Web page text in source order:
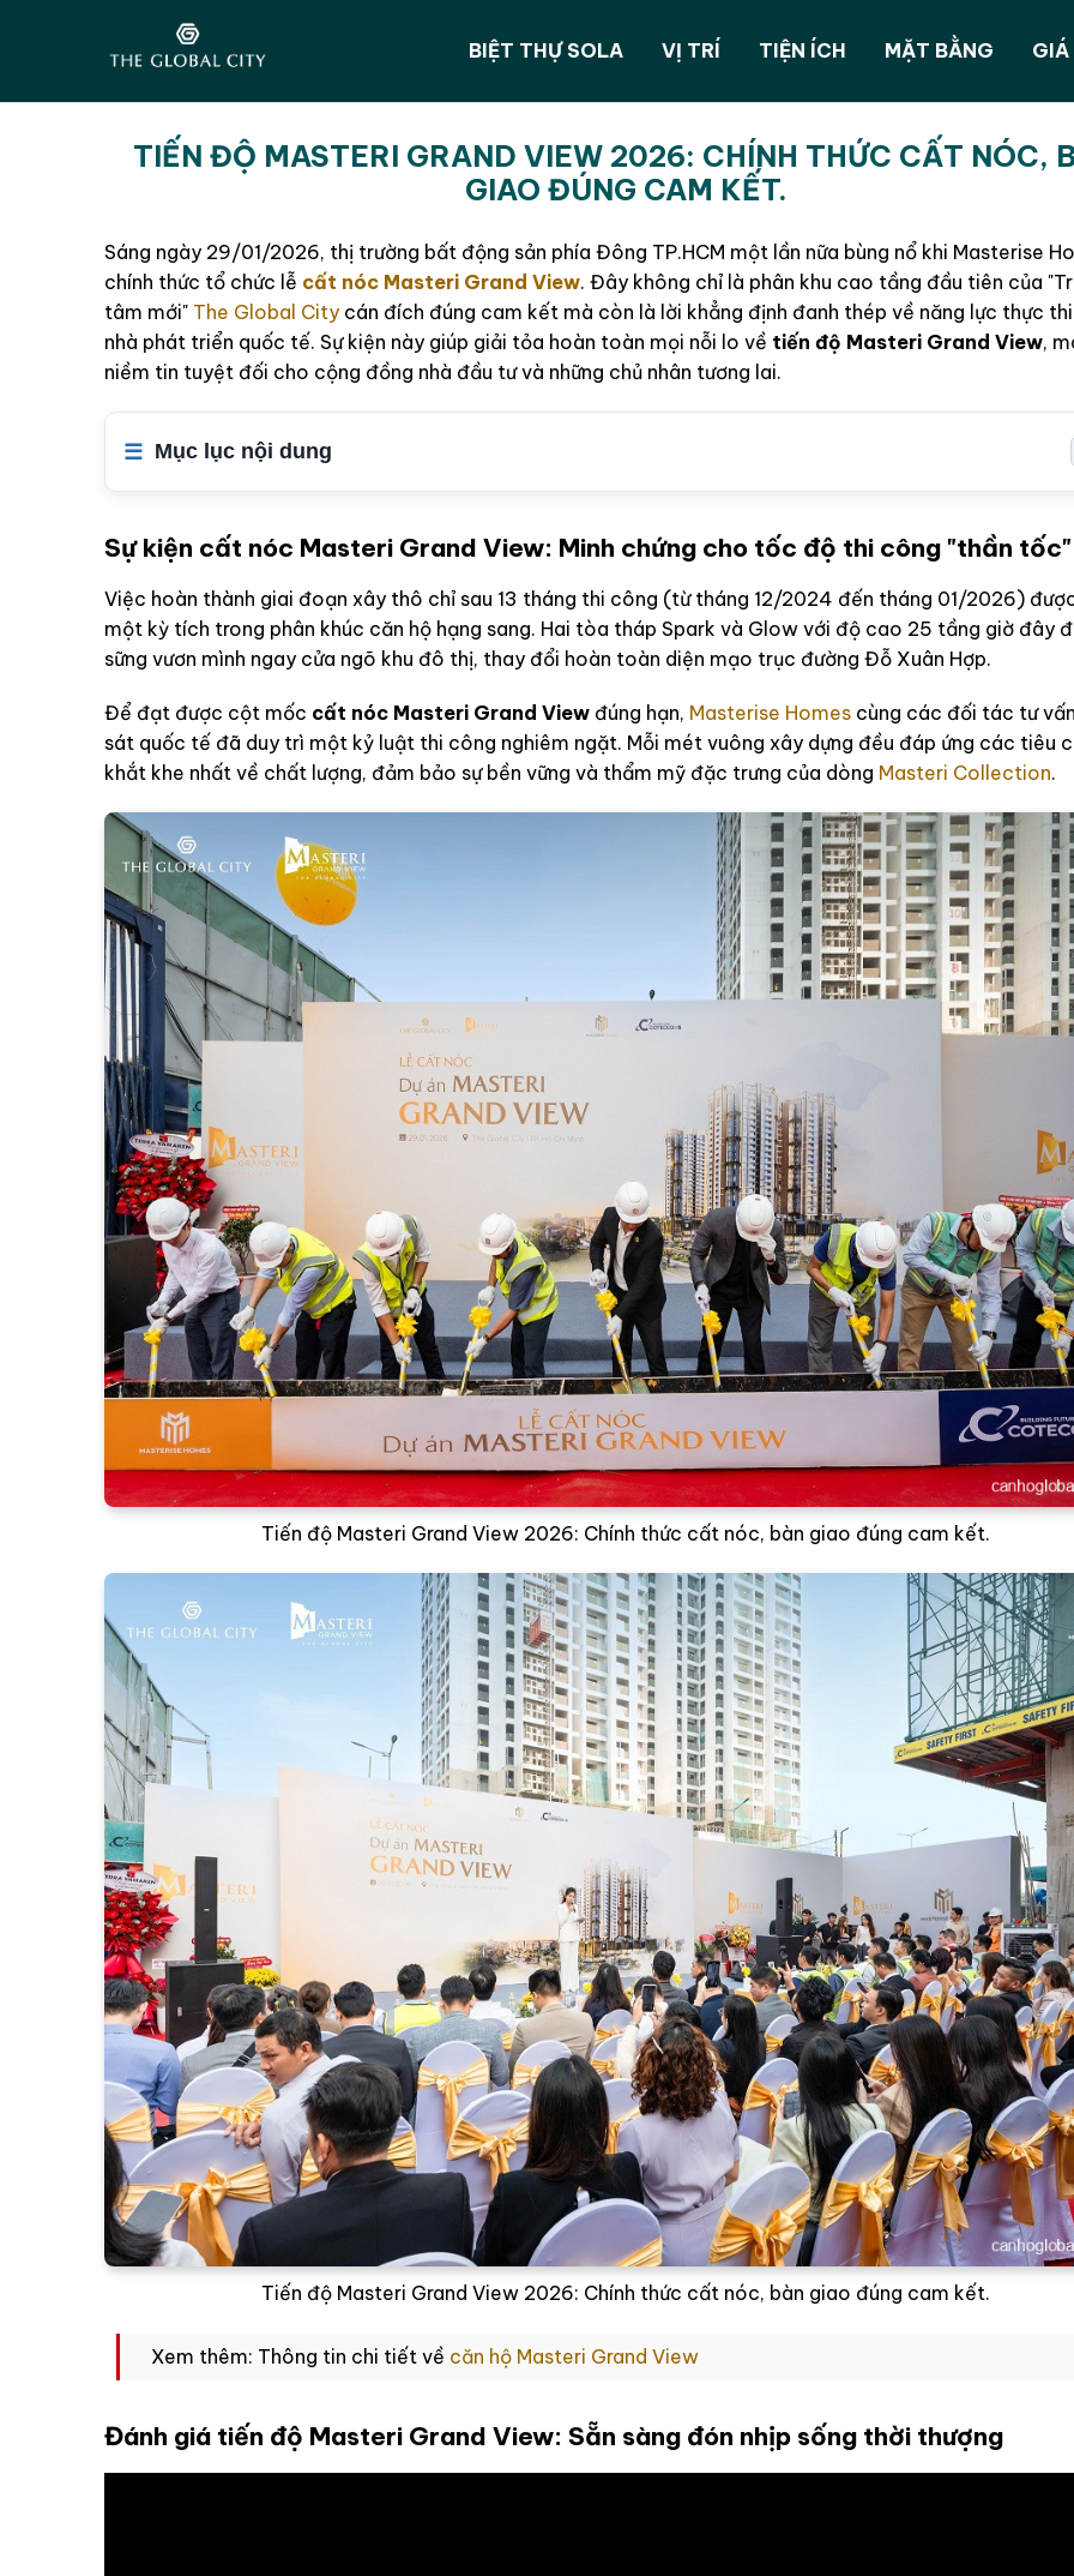
BIỆT THỰ SOLA VỊ TRÍ TIỆN ÍCH MẶT BẰNG GIÁ
TIẾN ĐỘ MASTERI GRAND VIEW 2026: CHÍNH THỨC CẤT NÓC,
GIAO ĐÚNG CAM KẾT.
Sáng ngày 29/01/2026, thị trường bất động sản phía Đông TP.HCM một lần nữa bùng nổ khi Masterise
chính thức tổ chức lễ cất nóc Masteri Grand View. Đây không chỉ là phân khu cao tầng đầu tiên của
tâm mới" The Global City cán đích đúng cam kết mà còn là lời khẳng định đanh thép về năng lực thực
nhà phát triển quốc tế. Sự kiện này giúp giải tỏa hoàn toàn mọi nỗi lo về tiến độ Masteri Grand View,
niềm tin tuyệt đối cho cộng đồng nhà đầu tư và những chủ nhân tương lai.
Mục lục nội dung
Sự kiện cất nóc Masteri Grand View: Minh chứng cho tốc độ thi công "thần tốc"
Việc hoàn thành giai đoạn xây thô chỉ sau 13 tháng thi công (từ tháng 12/2024 đến tháng 01/2026)
một kỳ tích trong phân khúc căn hộ hạng sang. Hai tòa tháp Spark và Glow với độ cao 25 tầng giờ đây
sững vươn mình ngay cửa ngõ khu đô thị, thay đổi hoàn toàn diện mạo trục đường Đỗ Xuân Hợp.
Để đạt được cột mốc cất nóc Masteri Grand View đúng hạn, Masterise Homes cùng các đối tác tư
sát quốc tế đã duy trì một kỷ luật thi công nghiêm ngặt. Mỗi mét vuông xây dựng đều đáp ứng các tiêu
khắt khe nhất về chất lượng, đảm bảo sự bền vững và thẩm mỹ đặc trưng của dòng Masteri Collection.
Tiến độ Masteri Grand View 2026: Chính thức cất nóc, bàn giao đúng cam kết.
Tiến độ Masteri Grand View 2026: Chính thức cất nóc, bàn giao đúng cam kết.
Xem thêm: Thông tin chi tiết về căn hộ Masteri Grand View
Đánh giá tiến độ Masteri Grand View: Sẵn sàng đón nhịp sống thời thượng